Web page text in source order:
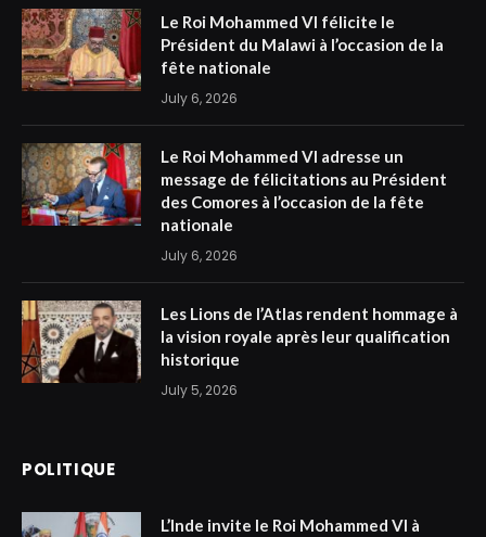
Le Roi Mohammed VI félicite le
Président du Malawi à l’occasion de la
fête nationale
July 6, 2026
Le Roi Mohammed VI adresse un
message de félicitations au Président
des Comores à l’occasion de la fête
nationale
July 6, 2026
Les Lions de l’Atlas rendent hommage à
la vision royale après leur qualification
historique
July 5, 2026
POLITIQUE
L’Inde invite le Roi Mohammed VI à